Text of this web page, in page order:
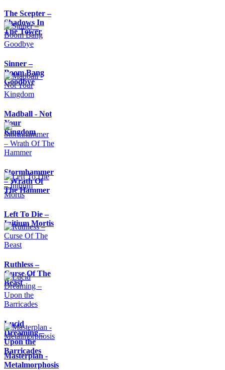
The Scepter –
Shadows In
The Tower
Sinner –
Boom Bang
Goodbye
Madball - Not
Your
Kingdom
Stormhammer
– Wrath Of
The Hammer
Left To Die –
Initium Mortis
Ruthless –
Curse Of The
Beast
Lucid
Dreaming –
Upon the
Barricades
Masterplan -
Metalmorphosis